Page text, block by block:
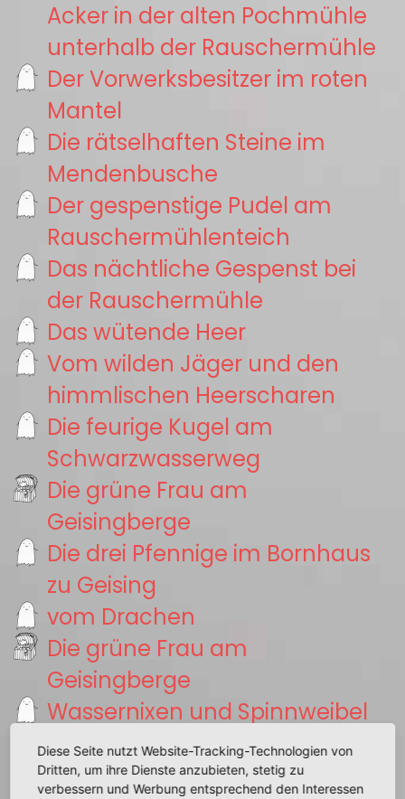
Acker in der alten Pochmühle
unterhalb der Rauschermühle
Der Vorwerksbesitzer im roten
Mantel
Die rätselhaften Steine im
Mendenbusche
Der gespenstige Pudel am
Rauschermühlenteich
Das nächtliche Gespenst bei
der Rauschermühle
Das wütende Heer
Vom wilden Jäger und den
himmlischen Heerscharen
Die feurige Kugel am
Schwarzwasserweg
Die grüne Frau am
Geisingberge
Die drei Pfennige im Bornhaus
zu Geising
vom Drachen
Die grüne Frau am
Geisingberge
Wassernixen und Spinnweibel
im unteren Bielatal
Moosmännchen auf dem
Diese Seite nutzt Website-Tracking-Technologien von
Dritten, um ihre Dienste anzubieten, stetig zu
verbessern und Werbung entsprechend den Interessen